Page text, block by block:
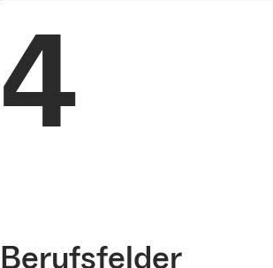
4
Berufsfelder